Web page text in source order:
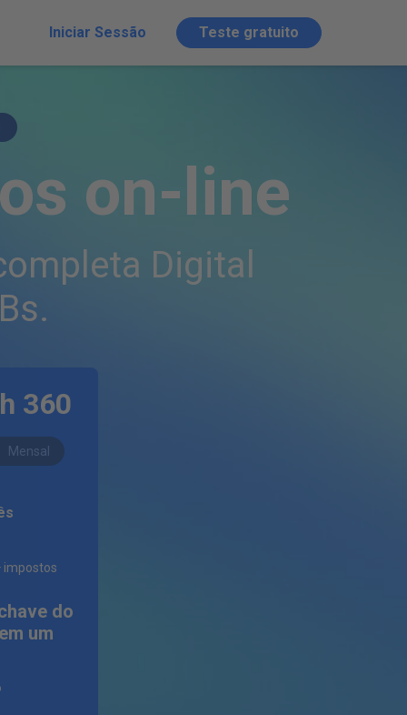
Iniciar Sessão Teste gratuito
on-line
Digital
360
Mensal
impostos
do
um